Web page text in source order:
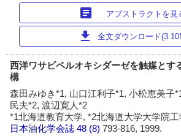
article アブストラクトを見
download 全文ダウンロード
西洋ワサビペルオキシダーゼを触媒とす
構
森田みゆき*1, 山口江利子*1, 小松恵美子
民夫*2, 渡辺寛人*2
*1北海道教育大学, *2北海道大学大学院
日本油化学会誌 48 (8)793-816, 1999.